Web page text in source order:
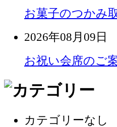
お菓子のつかみ
2026年08月09日
お祝い会席のご
カテゴリーなし